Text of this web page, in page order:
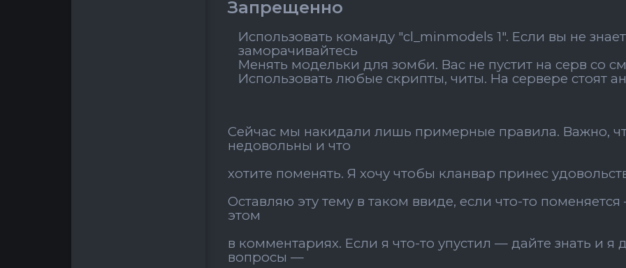
Запрещенно
Использовать команду "cl_minmodels 1". Если вы не
заморачивайтесь
Менять модельки для зомби. Вас не пустит на серв со
Использовать любые скрипты, читы. На сервере стоят
Сейчас мы накидали лишь примерные правила. Важно,
недовольны и что
хотите поменять. Я хочу чтобы кланвар принес
Оставляю эту тему в таком ввиде, если что-то
этом
в комментариях. Если я что-то упустил — дайте знать и я
вопросы —